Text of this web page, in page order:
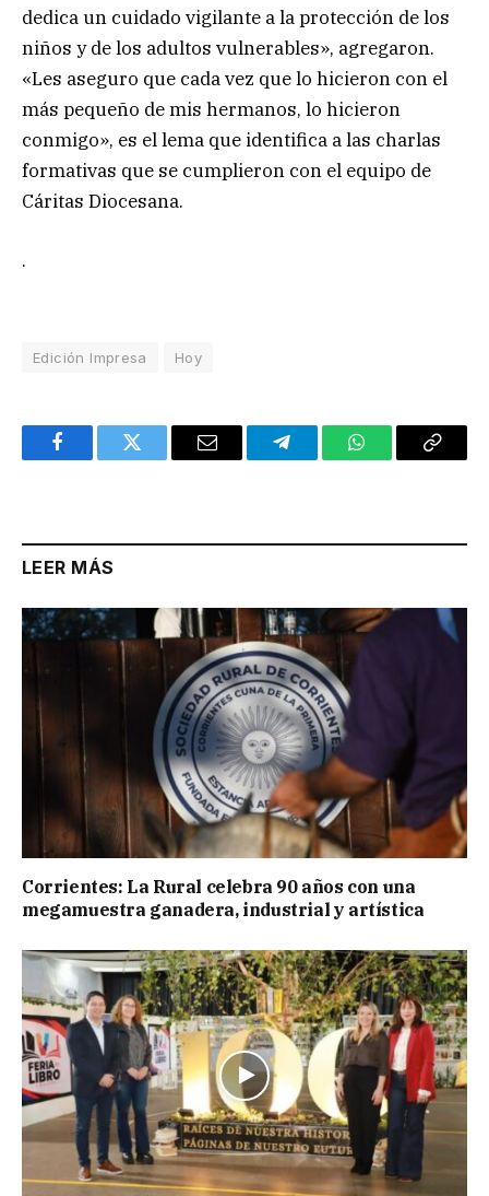
dedica un cuidado vigilante a la protección de los
niños y de los adultos vulnerables», agregaron.
«Les aseguro que cada vez que lo hicieron con el
más pequeño de mis hermanos, lo hicieron
conmigo», es el lema que identifica a las charlas
formativas que se cumplieron con el equipo de
Cáritas Diocesana.
.
Edición Impresa Hoy
FacebookTwitter Email TelegramWhatsAppCopy
LEER MÁS
Corrientes: La Rural celebra 90 años con una
megamuestra ganadera, industrial y artística